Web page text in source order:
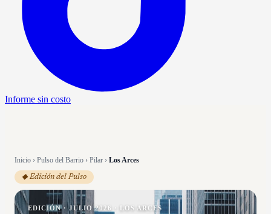
Informe sin costo
Inicio › Pulso del Barrio › Pilar › Los Arces
◆ Edición del Pulso
EDICIÓN ·JULIO 2026 LOS ARCES